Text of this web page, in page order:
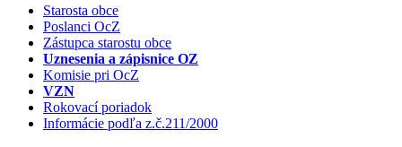
Starosta obce
Poslanci OcZ
Zástupca starostu obce
Uznesenia a zápisnice OZ
Komisie pri OcZ
VZN
Rokovací poriadok
Informácie podľa z.č.211/2000